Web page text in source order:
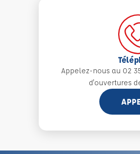
Appelez-nous au 02
d'ouvertures